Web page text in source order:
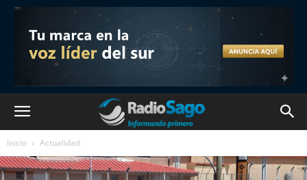
Inicio Actualidad